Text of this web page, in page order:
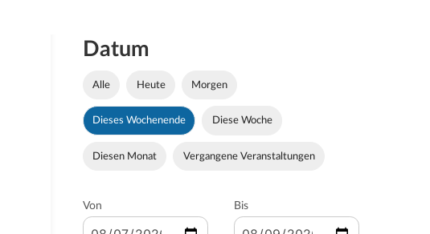
Datum
Alle Heute Morgen
Dieses Wochenende Diese Woche
Diesen Monat Vergangene Veranstaltungen
Von Bis